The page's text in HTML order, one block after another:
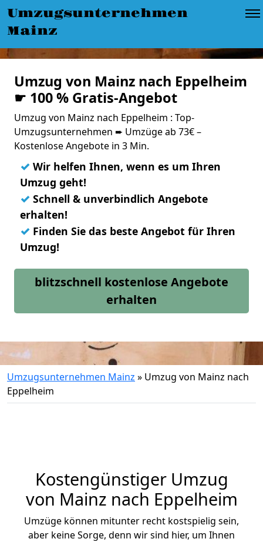
Umzugsunternehmen
Mainz
Umzug von Mainz nach Eppelheim
☛ 100 % Gratis-Angebot
Umzug von Mainz nach Eppelheim : Top-
Umzugsunternehmen ➨ Umzüge ab 73€ –
Kostenlose Angebote in 3 Min.
✓ Wir helfen Ihnen, wenn es um Ihren
Umzug geht!
✓ Schnell & unverbindlich Angebote
erhalten!
✓ Finden Sie das beste Angebot für Ihren
Umzug!
blitzschnell kostenlose Angebote
erhalten
Umzugsunternehmen Mainz » Umzug von Mainz nach
Eppelheim
Kostengünstiger Umzug
von Mainz nach Eppelheim
Umzüge können mitunter recht kostspielig sein,
aber keine Sorge, denn wir sind hier, um Ihnen